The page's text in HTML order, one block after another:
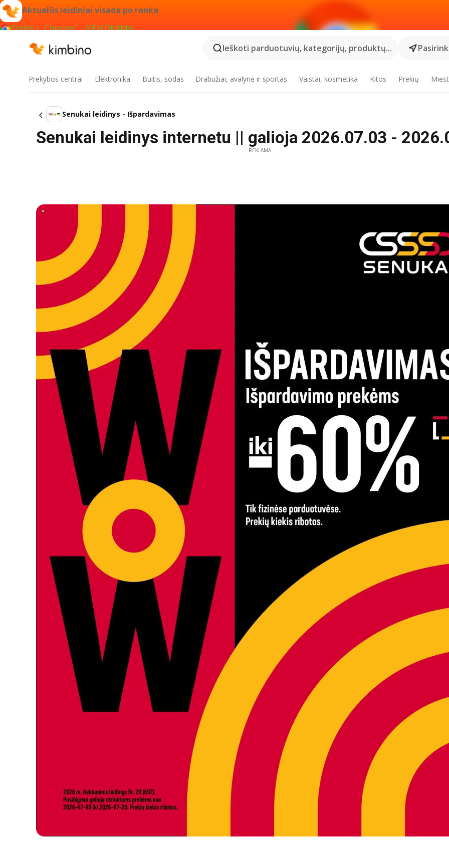
Aktualūs leidiniai visada po ranka
Pridėti į „Chrome“ – NEMOKAMAI
Ieškoti parduotuvių, kategorijų, produktų...
Prekybos centrai Elektronika Buitis, sodas Drabužiai, avalynė ir sportas Vaistai, kosmetika Kitos Prekių
Senukai leidinys - Išpardavimas
Senukai leidinys internetu || galioja 2026.07.03 -
REKLAMA